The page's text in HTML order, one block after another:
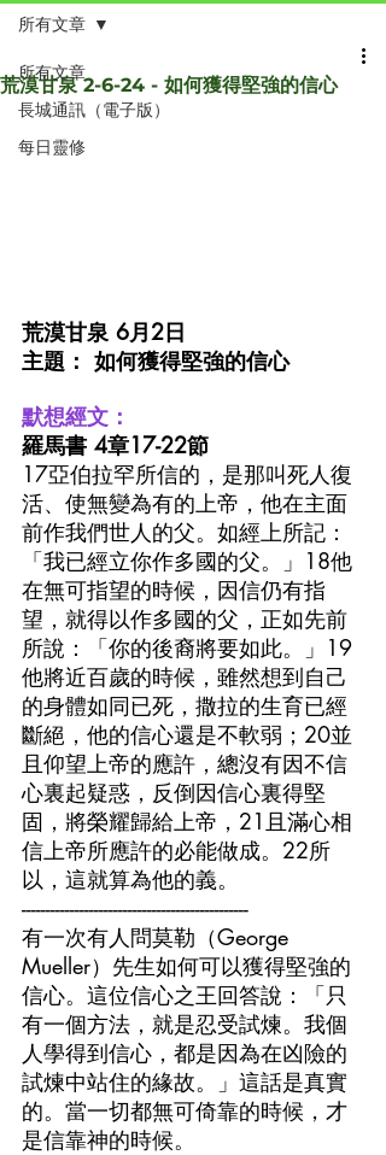
所有文章
長城通訊（電子版）
每日靈修
所有文章
荒漠甘泉 2-6-24 - 如何獲得堅強的信心
荒漠甘泉 6月2日
主題： 如何獲得堅強的信心
默想經文：
羅馬書 4章17-22節
17亞伯拉罕所信的，是那叫死人復
活、使無變為有的上帝，他在主面
前作我們世人的父。如經上所記：
「我已經立你作多國的父。」18他
在無可指望的時候，因信仍有指
望，就得以作多國的父，正如先前
所說：「你的後裔將要如此。」19
他將近百歲的時候，雖然想到自己
的身體如同已死，撒拉的生育已經
斷絕，他的信心還是不軟弱；20並
且仰望上帝的應許，總沒有因不信
心裏起疑惑，反倒因信心裏得堅
固，將榮耀歸給上帝，21且滿心相
信上帝所應許的必能做成。22所
以，這就算為他的義。
-----------------------------------------------
有一次有人問莫勒（George
Mueller）先生如何可以獲得堅強的
信心。這位信心之王回答說：「只
有一個方法，就是忍受試煉。我個
人學得到信心，都是因為在凶險的
試煉中站住的緣故。」這話是真實
的。當一切都無可倚靠的時候，才
是信靠神的時候。